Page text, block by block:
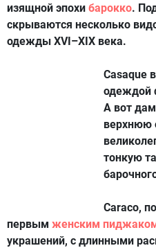
изящной эпохи барокко.
скрываются несколько
одежды XVI–XIX века.
Casaque
одеждой
А вот
верхнюю
тонкую
Сaraсо,
первым женским
украшений, с длинными